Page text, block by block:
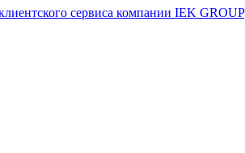
сервиса компании IEK GROUP